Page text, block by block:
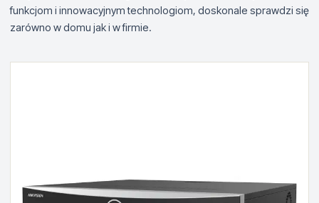
funkcjom i innowacyjnym technologiom, doskonale sprawdzi się
zarówno w domu jak i w firmie.